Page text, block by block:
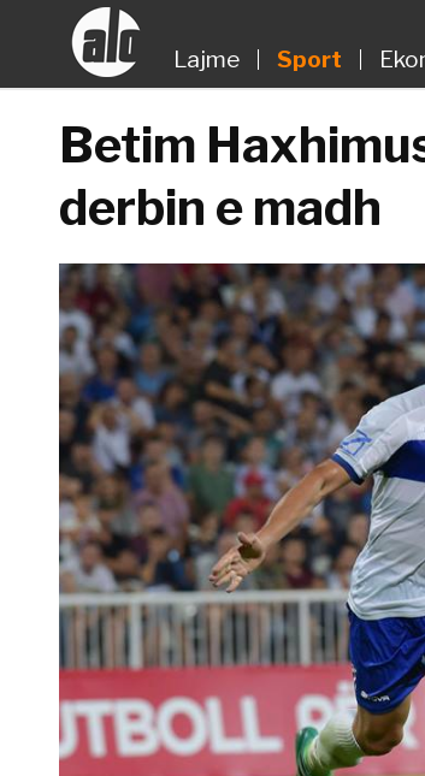
Lajme Sport
Betim
derbin e madh